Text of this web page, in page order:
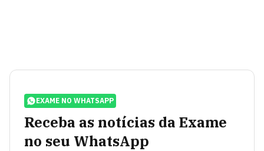
EXAME NO WHATSAPP
Receba as notícias da Exame
no seu WhatsApp